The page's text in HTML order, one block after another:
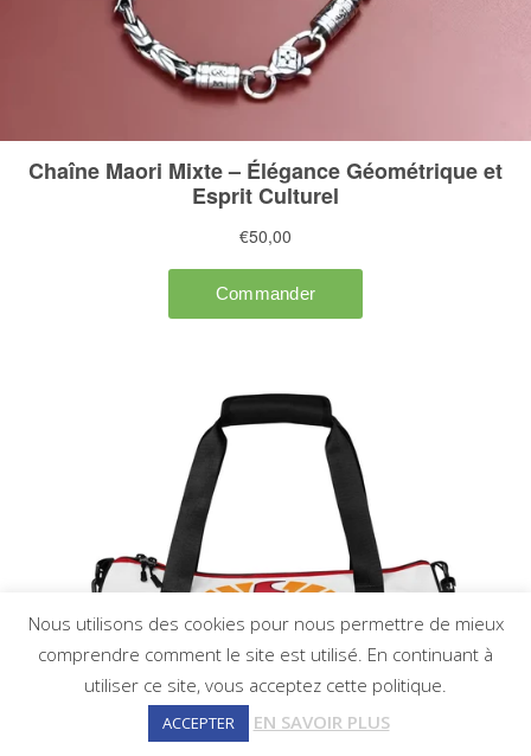
Nous utilisons des cookies pour nous permettre de mieux
comprendre comment le site est utilisé. En continuant à
utiliser ce site, vous acceptez cette politique.
ACCEPTER EN SAVOIR PLUS